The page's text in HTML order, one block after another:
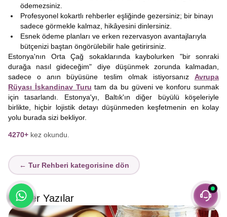
ödemezsiniz.
Profesyonel kokartlı rehberler eşliğinde gezersiniz; bir binayı
sadece görmekle kalmaz, hikâyesini dinlersiniz.
Esnek ödeme planları ve erken rezervasyon avantajlarıyla
bütçenizi baştan öngörülebilir hale getirirsiniz.
Estonya'nın Orta Çağ sokaklarında kaybolurken "bir sonraki
durağa nasıl gideceğim" diye düşünmek zorunda kalmadan,
sadece o anın büyüsüne teslim olmak istiyorsanız Avrupa
Rüyası İskandinav Turu tam da bu güveni ve konforu sunmak
için tasarlandı. Estonya'yı, Baltık'ın diğer büyülü köşeleriyle
birlikte, hiçbir lojistik detayı düşünmeden keşfetmenin en kolay
yolu burada sizi bekliyor.
4270+ kez okundu.
← Tur Rehberi kategorisine dön
Benzer Yazılar